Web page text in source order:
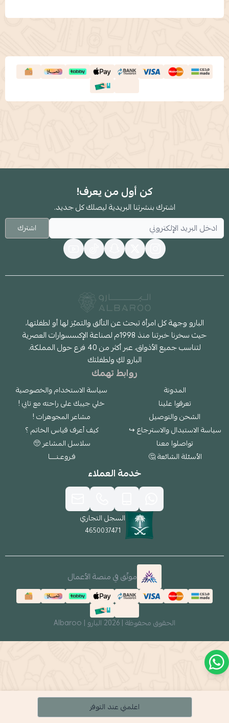
اعلمني عند التوفر
كن أول من يعرف!
اشترك بنشرتنا البريدية ليصلك كل جديد.
اشترك
البارو وجهة كل امرأة تبحث عن التألق والتميّز لها أو لطفلتها،
حيث سخرنا خبرتنا منذ 1998م لصناعة الإكسسوارات العصرية
لتناسب جميع الأذواق، عبر أكثر من 40 فرع حول المملكة.
البارو لكِ ولطفلتك
روابط تهمك
المدونة
تعرفوا علينا
الشحن والتوصيل
سياسة الاستبدال والاسترجاع ↪
تواصلوا معنا
الأسئلة الشائعة 🤔
سياسة الاستخدام والخصوصية
خلي جيبك على راحته مع تابي !
مشاعر المجوهرات !
كيف أعرف قياس الخاتم ؟
سلاسل المشاعر 🥺
فـروعـنــــا
خدمة العملاء
السجل التجاري
4650037471
موثّق في منصة الأعمال
الحقوق محفوظة | 2026 البارو | Albaroo